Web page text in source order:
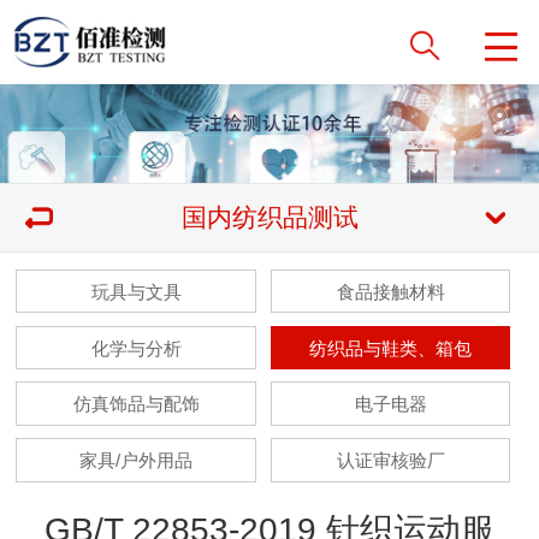
国内纺织品测试
玩具与文具 食品接触材料
化学与分析 纺织品与鞋类、箱包
仿真饰品与配饰 电子电器
家具/户外用品 认证审核验厂
GB/T 22853-2019 针织运动服